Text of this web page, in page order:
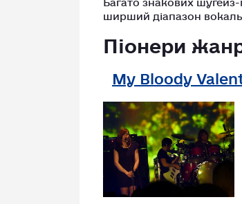
ширший діапазон
Піонери
My Bloody